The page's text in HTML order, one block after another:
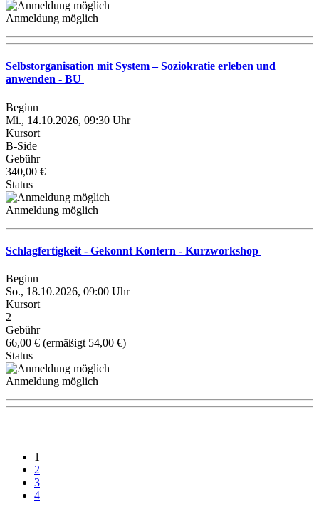
Anmeldung möglich
Selbstorganisation mit System – Soziokratie erleben und
anwenden - BU
Beginn
Mi., 14.10.2026, 09:30 Uhr
Kursort
B-Side
Gebühr
340,00 €
Status
Anmeldung möglich
Schlagfertigkeit - Gekonnt Kontern - Kurzworkshop
Beginn
So., 18.10.2026, 09:00 Uhr
Kursort
2
Gebühr
66,00 € (ermäßigt 54,00 €)
Status
Anmeldung möglich
1
2
3
4